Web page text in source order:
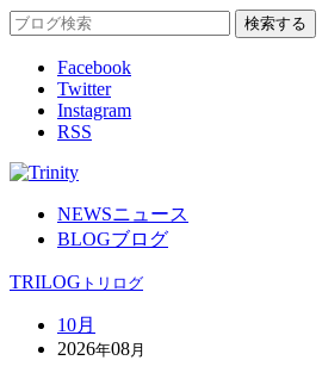
Facebook
Twitter
Instagram
RSS
NEWSニュース
BLOGブログ
TRILOG トリログ
10月
2026年08月